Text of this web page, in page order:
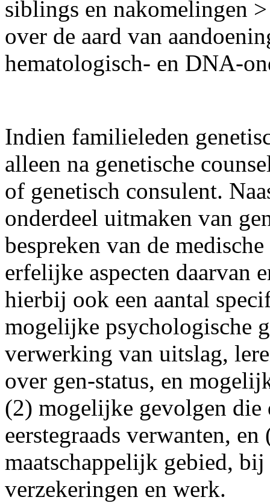
siblings en nakomelingen
over de aard van
hematologisch- en DNA-
Indien familieleden
alleen na genetische
of genetisch consulent.
onderdeel uitmaken van
bespreken van de
erfelijke aspecten daarvan
hierbij ook een aantal
mogelijke psychologische
verwerking van uitslag,
over gen-status, en
(2) mogelijke gevolgen die
eerstegraads verwanten,
maatschappelijk gebied,
verzekeringen en werk.